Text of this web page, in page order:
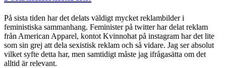
På sista tiden har det delats väldigt mycket reklambilder i
feministiska sammanhang. Feminister på twitter har delat reklam
från American Apparel, kontot Kvinnohat på instagram har det lite
som sin grej att dela sexistisk reklam och så vidare. Jag ser absolut
vilket syfte detta har, men samtidigt måste jag ifrågasätta om det
alltid är relevant.